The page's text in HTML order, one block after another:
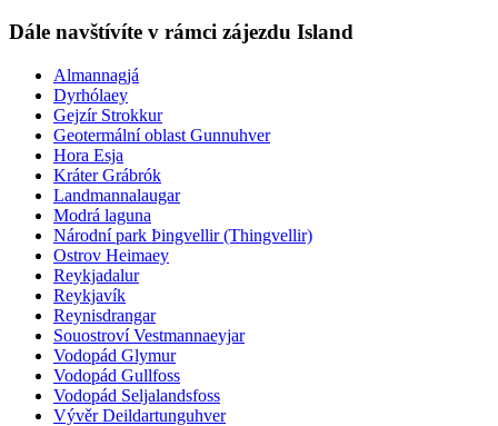
Dále navštívíte v rámci zájezdu Island
Almannagjá
Dyrhólaey
Gejzír Strokkur
Geotermální oblast Gunnuhver
Hora Esja
Kráter Grábrók
Landmannalaugar
Modrá laguna
Národní park Þingvellir (Thingvellir)
Ostrov Heimaey
Reykjadalur
Reykjavík
Reynisdrangar
Souostroví Vestmannaeyjar
Vodopád Glymur
Vodopád Gullfoss
Vodopád Seljalandsfoss
Vývěr Deildartunguhver